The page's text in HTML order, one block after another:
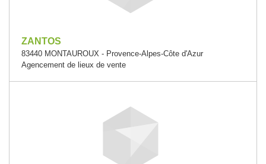
ZANTOS
83440 MONTAUROUX - Provence-Alpes-Côte d'Azur
Agencement de lieux de vente